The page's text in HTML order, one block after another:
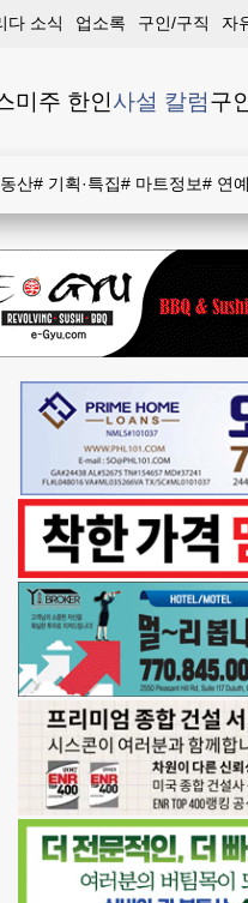
다 소식 업소록 구인/구직 자
미주 한인사설 칼럼구
산# 기획·특집# 마트정보# 연